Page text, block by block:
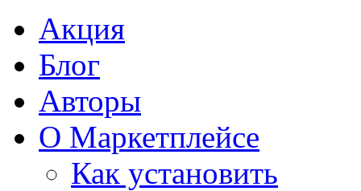
Акция
Блог
Авторы
О Маркетплейсе
Как установить